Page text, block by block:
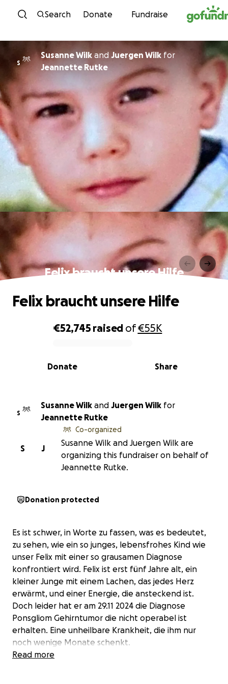
Skip to content
Search Donate Fundraise
S
Susanne Wilk and Juergen Wilk for
Jeannette Rutke
Felix braucht unsere Hilfe
0% complete
€52,745 raised of€55K
Share
Donate
Felix braucht unsere Hilfe
S
Susanne Wilk and Juergen Wilk for
Jeannette Rutke
J
S
Co-organized
Susanne Wilk and Juergen Wilk are
organizing this fundraiser on behalf of
Jeannette Rutke.
Donation protected
Es ist schwer, in Worte zu fassen, was es bedeutet,
zu sehen, wie ein so junges, lebensfrohes Kind wie
unser Felix mit einer so grausamen Diagnose
konfrontiert wird. Felix ist erst fünf Jahre alt, ein
kleiner Junge mit einem Lachen, das jedes Herz
erwärmt, und einer Energie, die ansteckend ist.
Doch leider hat er am 29.11 2024 die Diagnose
Ponsgliom Gehirntumor die nicht operabel ist
erhalten. Eine unheilbare Krankheit, die ihm nur
noch wenige Monate schenkt.
Read more